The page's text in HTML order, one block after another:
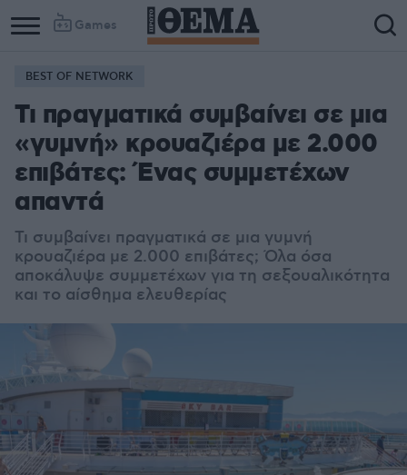
Games
1
2
BEST OF NETWORK
Τι πραγματικά συμβαίνει σε μια
«γυμνή» κρουαζιέρα με 2.000
επιβάτες: Ένας συμμετέχων
απαντά
Τι συμβαίνει πραγματικά σε μια γυμνή
κρουαζιέρα με 2.000 επιβάτες; Όλα όσα
αποκάλυψε συμμετέχων για τη σεξουαλικότητα
και το αίσθημα ελευθερίας